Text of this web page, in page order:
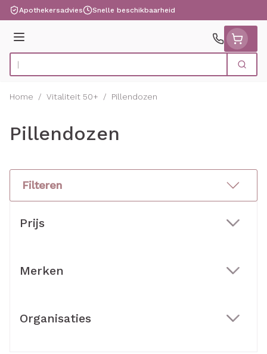
Ga naar de inhoud
Apothekersadvies Snelle beschikbaarheid
Menu
Product, merk, categorie... Zoek
Home / Vitaliteit 50+ / Pillendozen
Pillendozen
Filteren
Prijs
Merken
Organisaties